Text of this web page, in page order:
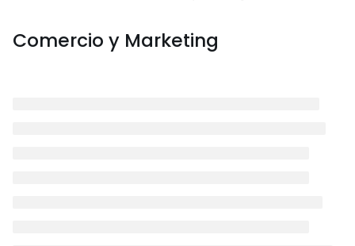
Comercio y Marketing